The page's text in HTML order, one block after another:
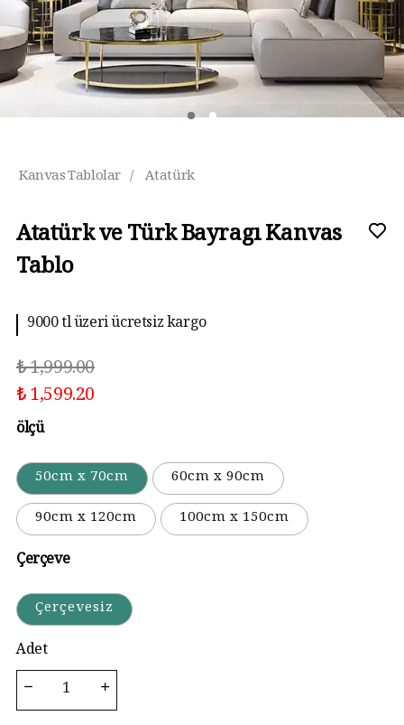
Kanvas Tablolar / Atatürk
Atatürk ve Türk Bayragı Kanvas
Tablo
9000 tl üzeri ücretsiz kargo
₺ 1,999.00
₺ 1,599.20
ölçü
50cm x 70cm
60cm x 90cm
90cm x 120cm
100cm x 150cm
Çerçeve
Çerçevesiz
Adet